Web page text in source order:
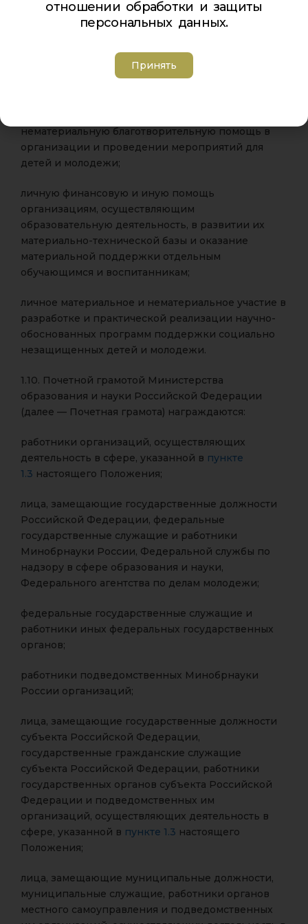
1.9. Нагрудным знаком «За милосердие и
благотворительность» награждаются граждане
лица без гражданства.
нематериальную благотворительную помощь в
организации и проведении мероприятий для
детей и молодежи;
личную финансовую и иную помощь
организациям, осуществляющим
образовательную деятельность, в развитии их
материально-технической базы и оказание
материальной поддержки отдельным
обучающимся и воспитанникам;
личное материальное и нематериальное участие в
разработке и практической реализации научно-
обоснованных программ поддержки социально
незащищенных детей и молодежи.
1.10. Почетной грамотой Министерства
образования и науки Российской Федерации
(далее — Почетная грамота) награждаются:
работники организаций, осуществляющих
деятельность в сфере, указанной в пункте
1.3 настоящего Положения;
лица, замещающие государственные должности
Российской Федерации, федеральные
государственные служащие и работники
Минобрнауки России, Федеральной службы по
надзору в сфере образования и науки,
Федерального агентства по делам молодежи;
федеральные государственные служащие и
работники иных федеральных государственных
органов;
работники подведомственных Минобрнауки
России организаций;
лица, замещающие государственные должности
субъекта Российской Федерации,
государственные гражданские служащие
субъекта Российской Федерации, работники
государственных органов субъекта Российской
Федерации и подведомственных им
организаций, осуществляющих деятельность в
сфере, указанной в пункте 1.3 настоящего
Положения;
лица, замещающие муниципальные должности,
муниципальные служащие, работники органов
местного самоуправления и подведомственных
отношении обработки и защиты
персональных данных.
Принять